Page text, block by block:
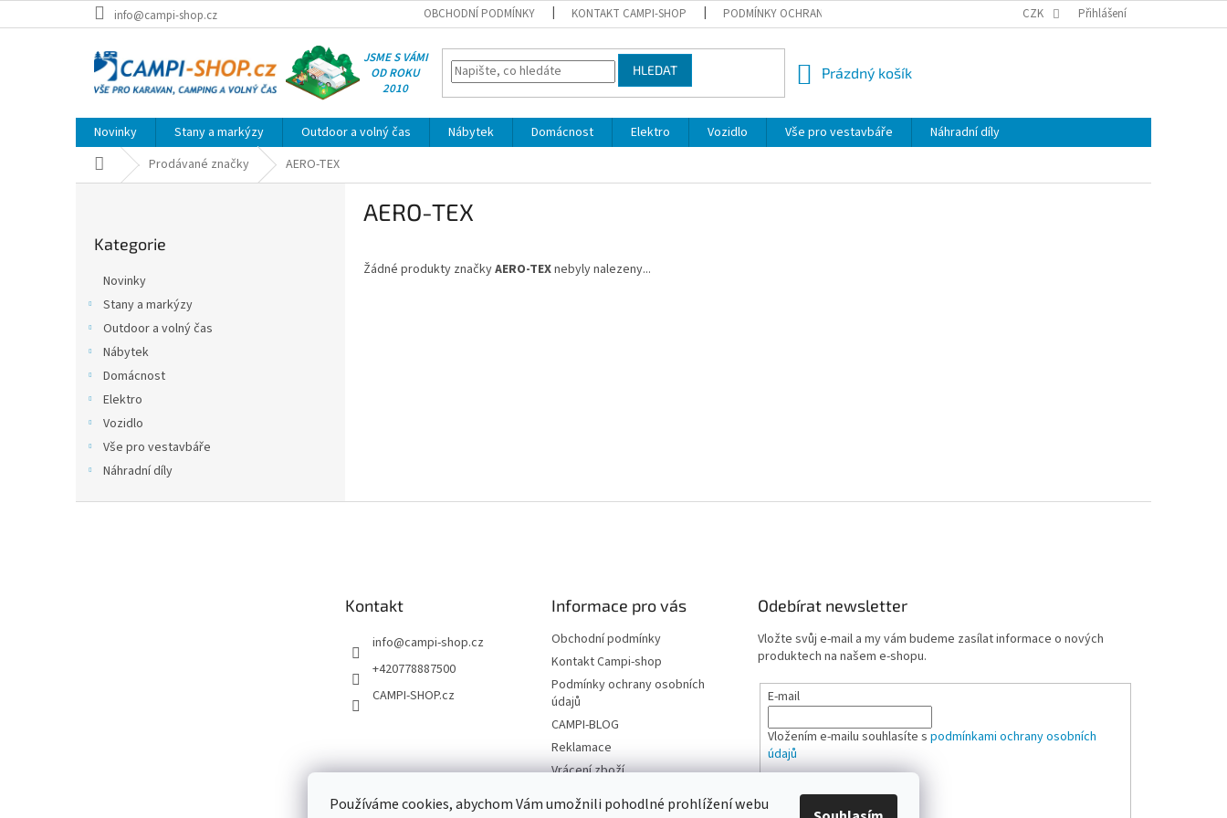
Používáme cookies, abychom Vám umožnili pohodlné prohlížení webu
na
info@campi-shop.cz OBCHODNÍ PODMÍNKY KONTAKT CAMPI-SHOP PODMÍNKY OCHRANY OSOBNÍCH ÚDAJŮ REKLAMACE
CZK Přihlášení
JSME S VÁMI
OD ROKU
2010
HLEDAT
NÁKUPNÍ
Prázdný košík
Novinky Stany a markýzy Outdoor a volný čas Nábytek Domácnost Elektro Vozidlo Vše pro vestavbáře
Náhradní díly
Domů Prodávané značky AERO-TEX
kategorie
Kategorie
Novinky
Stany a markýzy
Outdoor a volný čas
Nábytek
Domácnost
Elektro
Vozidlo
Vše pro vestavbáře
Náhradní díly
AERO-TEX
Žádné produkty značkyAERO-TEXnebyly nalezeny...
Kontakt
info@campi-shop.cz
+420778887500
CAMPI-SHOP.cz
Informace pro vás
Obchodní podmínky
Kontakt Campi-shop
Podmínky ochrany osobních
údajů
CAMPI-BLOG
Reklamace
Vrácení zboží
Odebírat newsletter
Vložte svůj e-mail a my vám budeme zasílat informace o nových
produktech na našem e-shopu.
E-mail
Vložením e-mailu souhlasíte spodmínkami ochrany osobních
údajů
PŘIHLÁSIT SE